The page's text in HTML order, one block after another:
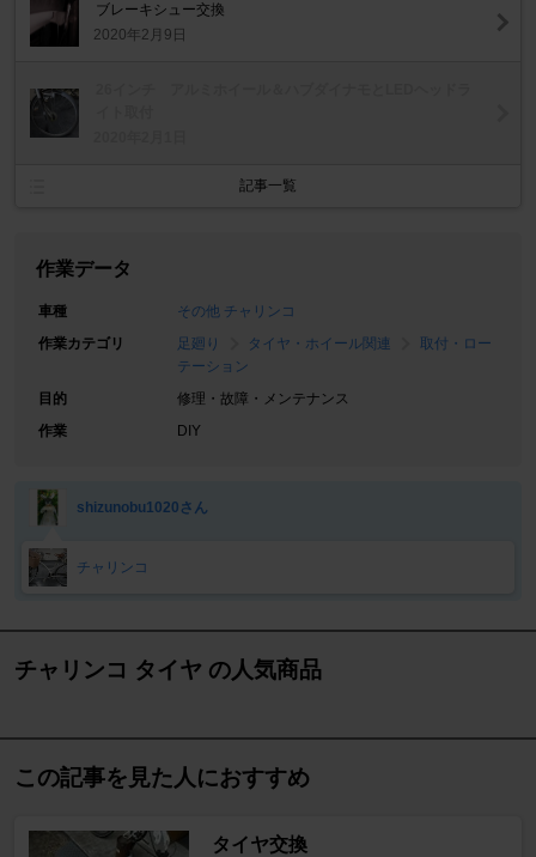
ブレーキシュー交換
2020年2月9日
記事一覧
作業データ
車種
その他 チャリンコ
作業カテゴリ
足廻り タイヤ・ホイール関連
取付・ロー
テーション
目的
修理・故障・メンテナンス
作業
DIY
shizunobu1020さん
チャリンコ
チャリンコ タイヤ の人気商品
この記事を見た人におすすめ
タイヤ交換